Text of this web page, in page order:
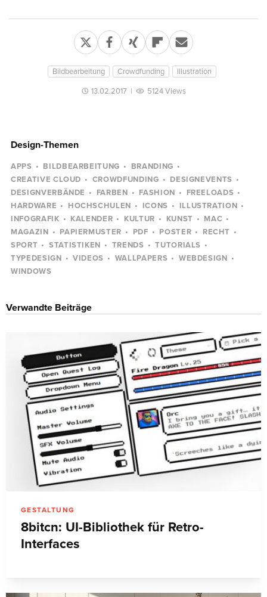
Bildbearbeitung Crowdfunding Illustration
13.02.2017 | 5124 Views
Design-Themen
APPS BILDBEARBEITUNG
BRANDING
CREATIVE CLOUD
CROWDFUNDING
DESIGNEVENTS
DESIGNVERBÄNDE
FARBEN FASHION
FREELOADS
HARDWARE
HOCHSCHULEN ICONS
ILLUSTRATION
INFOGRAFIK
KALENDER KULTUR KUNST
MAC
MAGAZIN
PAPIERMUSTER PDF POSTER
RECHT
SPORT
STATISTIKEN TRENDS
TUTORIALS
TYPEDESIGN
VIDEOS WALLPAPERS
WEBDESIGN
WINDOWS
Verwandte Beiträge
GESTALTUNG
8bitcn: UI-Bibliothek für Retro-
Interfaces